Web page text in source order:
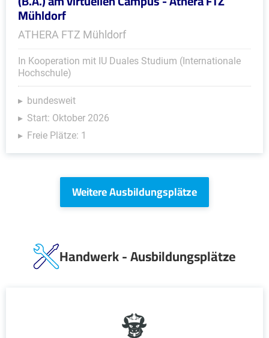
Mühldorf
ATHERA FTZ Mühldorf
In Kooperation mit IU Duales Studium (Internationale
Hochschule)
bundesweit
Start: Oktober 2026
Freie Plätze: 1
Weitere Ausbildungsplätze
Handwerk - Ausbildungsplätze